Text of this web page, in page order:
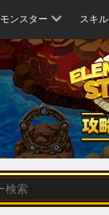
モンスター スキル